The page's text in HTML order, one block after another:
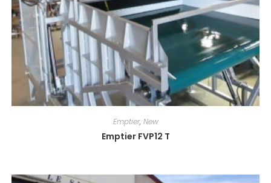
Emptier, New
Emptier FVP12 T